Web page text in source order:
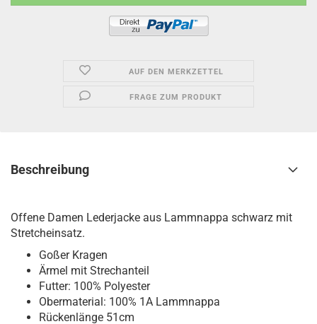
AUF DEN MERKZETTEL
FRAGE ZUM PRODUKT
Beschreibung
Offene Damen Lederjacke aus Lammnappa schwarz mit
Stretcheinsatz.
Goßer Kragen
Ärmel mit Strechanteil
Futter: 100% Polyester
Obermaterial: 100% 1A Lammnappa
Rückenlänge 51cm